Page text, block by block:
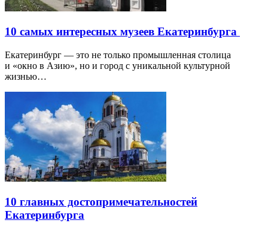
10 самых интересных музеев Екатеринбурга
Екатеринбург — это не только промышленная столица
и «окно в Азию», но и город с уникальной культурной
жизнью…
10 главных достопримечательностей
Екатеринбурга